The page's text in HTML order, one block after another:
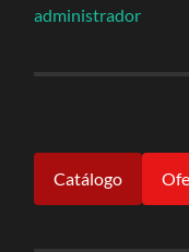
administrador
Catálogo